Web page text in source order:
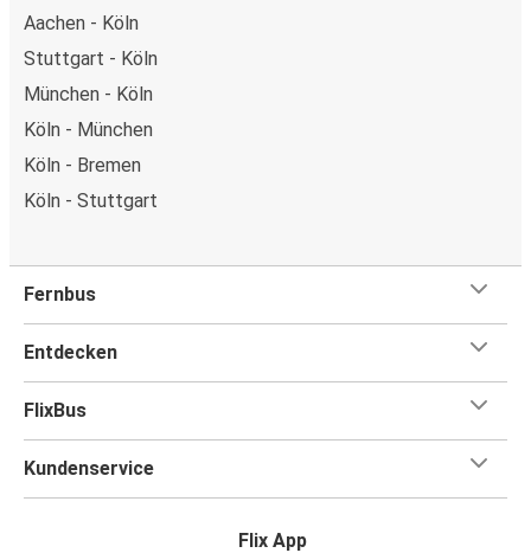
Aachen - Köln
Stuttgart - Köln
München - Köln
Köln - München
Köln - Bremen
Köln - Stuttgart
Fernbus
Entdecken
FlixBus
Kundenservice
Flix App